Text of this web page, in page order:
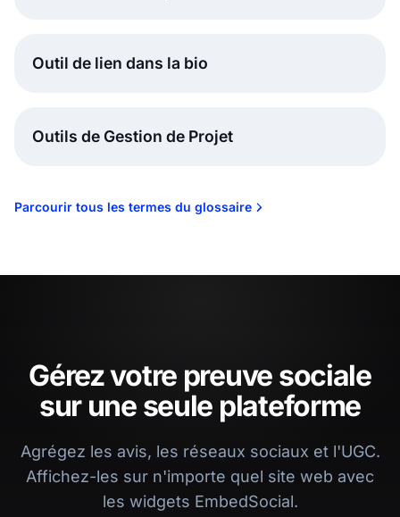
Outil de lien dans la bio
Outils de Gestion de Projet
Parcourir tous les termes du glossaire
Gérez votre preuve sociale
sur une seule plateforme
Agrégez les avis, les réseaux sociaux et l'UGC.
Affichez-les sur n'importe quel site web avec
les widgets EmbedSocial.